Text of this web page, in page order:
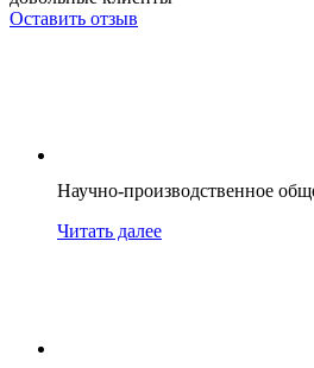
Оставить отзыв
Научно-производственное
Читать далее